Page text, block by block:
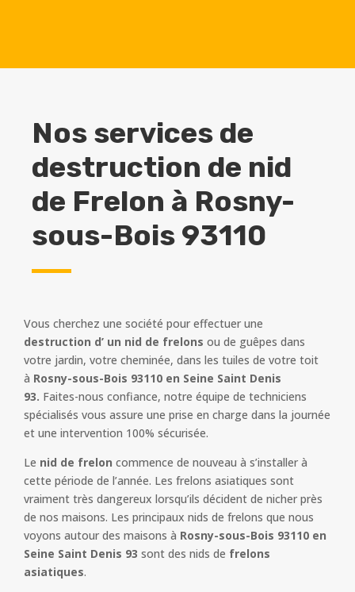
Nos services de
destruction de nid
de Frelon à Rosny-
sous-Bois 93110
Vous cherchez une société pour effectuer une
destruction d’ un nid de frelons ou de guêpes dans
votre jardin, votre cheminée, dans les tuiles de votre toit
à Rosny-sous-Bois 93110 en Seine Saint Denis
93. Faites-nous confiance, notre équipe de techniciens
spécialisés vous assure une prise en charge dans la journée
et une intervention 100% sécurisée.
Le nid de frelon commence de nouveau à s’installer à
cette période de l’année. Les frelons asiatiques sont
vraiment très dangereux lorsqu’ils décident de nicher près
de nos maisons. Les principaux nids de frelons que nous
voyons autour des maisons à Rosny-sous-Bois 93110 en
Seine Saint Denis 93 sont des nids de frelons
asiatiques.